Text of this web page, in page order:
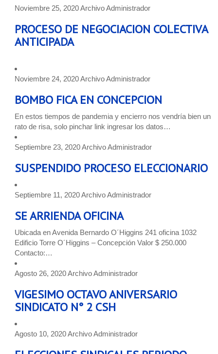
Noviembre 25, 2020ArchivoAdministrador
PROCESO DE NEGOCIACION COLECTIVA
ANTICIPADA
Noviembre 24, 2020ArchivoAdministrador
BOMBO FICA EN CONCEPCION
En estos tiempos de pandemia y encierro nos vendría bien un
rato de risa, solo pinchar link ingresar los datos…
Septiembre 23, 2020ArchivoAdministrador
SUSPENDIDO PROCESO ELECCIONARIO
Septiembre 11, 2020ArchivoAdministrador
SE ARRIENDA OFICINA
Ubicada en Avenida Bernardo O´Higgins 241 oficina 1032
Edificio Torre O´Higgins – Concepción Valor $ 250.000
Contacto:…
Agosto 26, 2020ArchivoAdministrador
VIGESIMO OCTAVO ANIVERSARIO
SINDICATO N° 2 CSH
Agosto 10, 2020ArchivoAdministrador